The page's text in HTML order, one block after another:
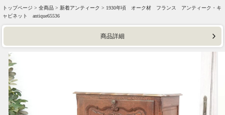
トップページ > 全商品 > 新着アンティーク > 1930年頃 オーク材 フランス アンティーク・キ
ャビネット antique65536
商品詳細